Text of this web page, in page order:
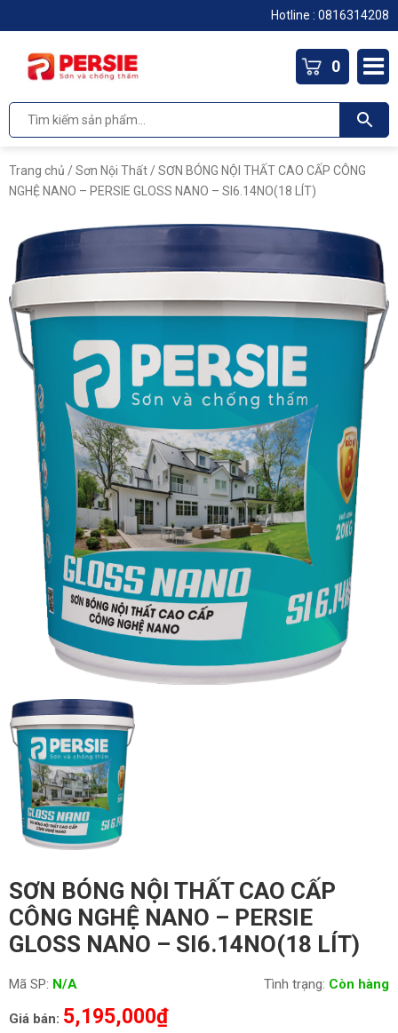
Hotline : 0816314208
0
Trang chủ /Sơn Nội Thất / SƠN BÓNG NỘI THẤT CAO CẤP CÔNG
NGHỆ NANO – PERSIE GLOSS NANO – SI6.14NO(18 LÍT)
SƠN BÓNG NỘI THẤT CAO CẤP
CÔNG NGHỆ NANO – PERSIE
GLOSS NANO – SI6.14NO(18 LÍT)
Mã SP: N/A Tình trạng: Còn hàng
Giá bán: 5,195,000₫